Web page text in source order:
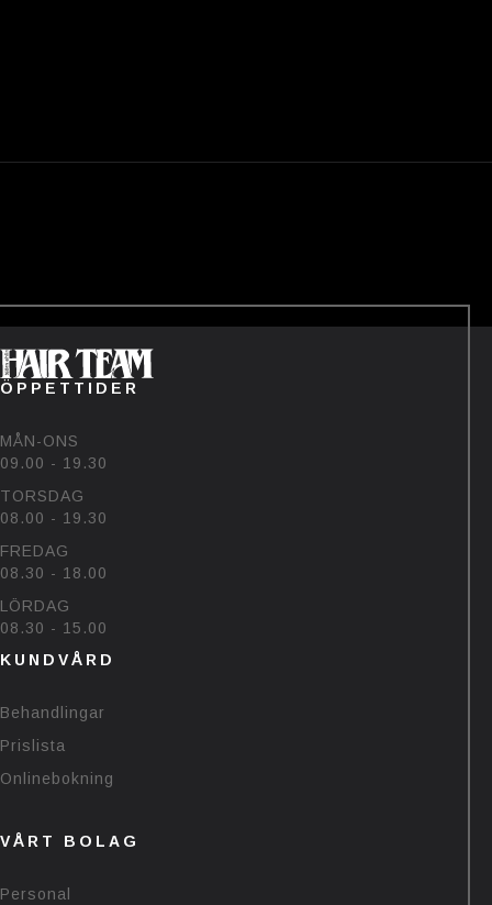
ÖPPETTIDER
MÅN-ONS
09.00 - 19.30
TORSDAG
08.00 - 19.30
FREDAG
08.30 - 18.00
LÖRDAG
08.30 - 15.00
KUNDVÅRD
Behandlingar
Prislista
Onlinebokning
VÅRT BOLAG
Personal